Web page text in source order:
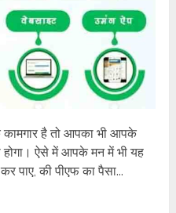
कामगार है तो आपका भी आपके
ऐसे में आपके मन में भी यह
पाए, की पीएफ का पैसा...